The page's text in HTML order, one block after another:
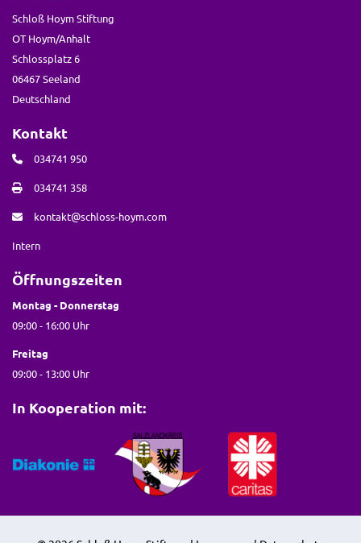
Schloß Hoym Stiftung
OT Hoym/Anhalt
Schlossplatz 6
06467 Seeland
Deutschland
Kontakt
034741 950
034741 358
kontakt@schloss-hoym.com
Intern
Öffnungszeiten
Montag - Donnerstag
09:00 - 16:00 Uhr
Freitag
09:00 - 13:00 Uhr
In Kooperation mit: